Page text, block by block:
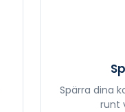
Spärra dina
runt